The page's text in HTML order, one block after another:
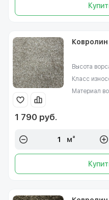
Ковролин
Высота
Класс
Материал
1 790 руб.
м²